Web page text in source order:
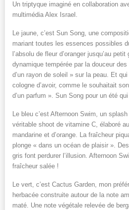
Un triptyque imaginé en collaboration
multimédia Alex Israel.
Le jaune, c’est Sun Song, une
mariant toutes les essences possibles
l’absolu de fleur d’oranger jusqu’au
dynamique tempérée par la douceur
d’un rayon de soleil » sur la peau. Et
cologne d’avoir, comme le souhaitait
d’un parfum ». Sun Song pour un été
Le bleu c’est Afternoon Swim, un
véritable shoot de vitamine C, élaboré
mandarine et d’orange. La fraîcheur
plonge « dans un océan de plaisir ».
gris font perdurer l’illusion. Afternoon
fraîcheur salée !
Le vert, c’est Cactus Garden, mon
herbacée construite autour de la note
maté. Une note végétale relevée de